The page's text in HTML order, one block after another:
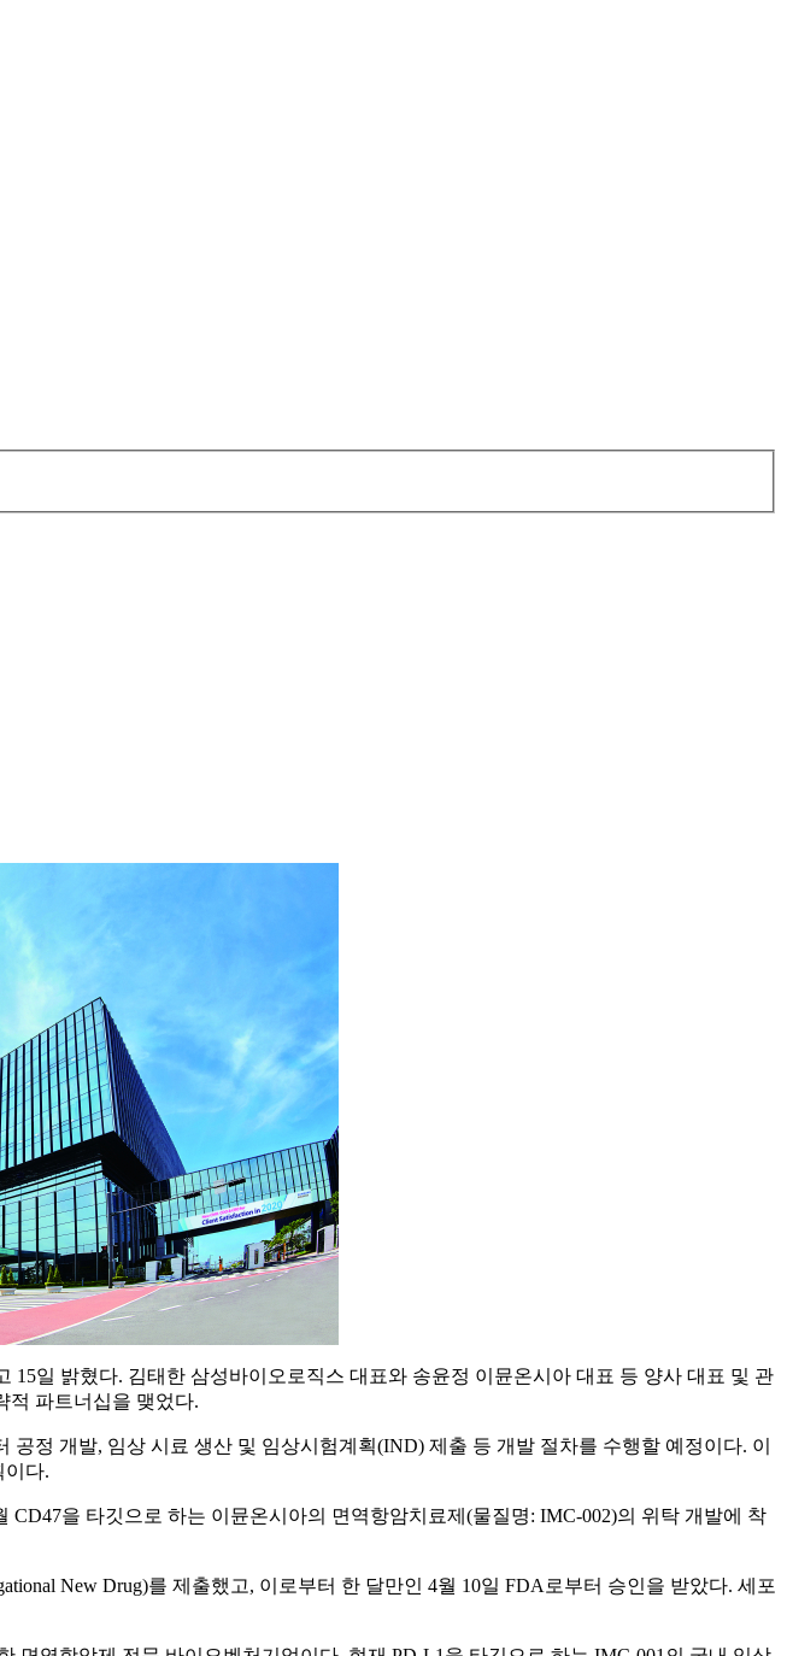
일 밝혔다. 김태한 삼성바이오로직스 대표와 송윤정 이뮨온시아 대표 등 양사 대표 및 관
적 파트너십을 맺었다.
정 개발, 임상 시료 생산 및 임상시험계획(IND) 제출 등 개발 절차를 수행할 예정이다. 이
이다.
을 타깃으로 하는 이뮨온시아의 면역항암치료제(물질명: IMC-002)의 위탁 개발에 착
New Drug)를 제출했고, 이로부터 한 달만인 4월 10일 FDA로부터 승인을 받았다. 세포